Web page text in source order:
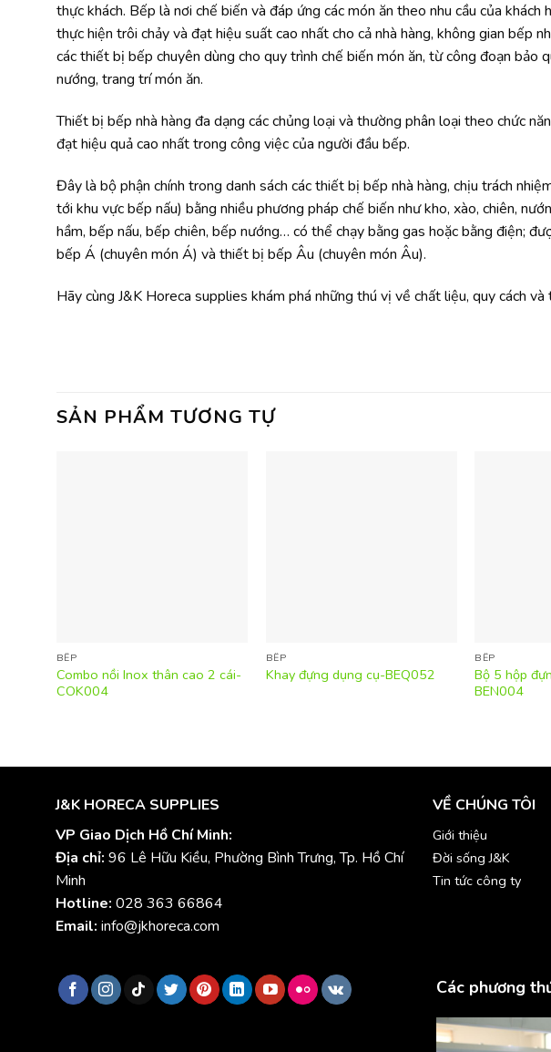
thực khách. Bếp là nơi chế biến và đáp ứng các món ăn theo nhu cầu của
thực hiện trôi chảy và đạt hiệu suất cao nhất cho cả nhà hàng, không gian bếp
các thiết bị bếp chuyên dùng cho quy trình chế biến món ăn, từ công đoạn bảo
nướng, trang trí món ăn.
Thiết bị bếp nhà hàng đa dạng các chủng loại và thường phân loại theo chức
đạt hiệu quả cao nhất trong công việc của người đầu bếp.
Đây là bộ phận chính trong danh sách các thiết bị bếp nhà hàng, chịu trách
tới khu vực bếp nấu) bằng nhiều phương pháp chế biến như kho, xào, chiên,
hầm, bếp nấu, bếp chiên, bếp nướng… có thể chạy bằng gas hoặc bằng điện;
bếp Á (chuyên món Á) và thiết bị bếp Âu (chuyên món Âu).
Hãy cùng J&K Horeca supplies khám phá những thú vị về chất liệu, quy cách và
SẢN PHẨM TƯƠNG TỰ
BẾP
Combo nồi Inox thân cao 2 cái-
COK004
BẾP
Khay đựng dụng cụ-BEQ052
BẾP
Bộ 5 hộp
BEN004
J&K HORECA SUPPLIES
VP Giao Dịch Hồ Chí Minh:
Địa chỉ: 96 Lê Hữu Kiều, Phường Bình Trưng, Tp. Hồ Chí
Minh
Hotline: 028 363 66864
Email: info@jkhoreca.com
VỀ CHÚNG TÔI
Giới thiệu
Đời sống J&K
Tin tức công ty
Các phương